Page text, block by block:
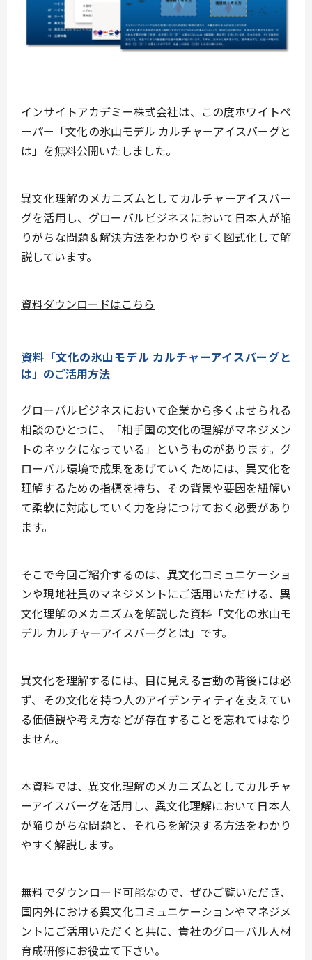
インサイトアカデミー株式会社は、この度ホワイトペ
ーパー「文化の氷山モデル カルチャーアイスバーグと
は」を無料公開いたしました。
異文化理解のメカニズムとしてカルチャーアイスバー
グを活用し、グローバルビジネスにおいて日本人が陥
りがちな問題＆解決方法をわかりやすく図式化して解
説しています。
資料ダウンロードはこちら
資料「文化の氷山モデル カルチャーアイスバーグと
は」のご活用方法
グローバルビジネスにおいて企業から多くよせられる
相談のひとつに、
「相手国の文化の理解がマネジメン
トのネックになっている」 というものがあります。グ
ローバル環境で成果をあげていくためには、異文化を
理解するための指標を持ち、その背景や要因を紐解い
て柔軟に対応していく力を身につけておく必要があり
ます。
そこで今回ご紹介するのは、異文化コミュニケーショ
ンや現地社員のマネジメントにご活用いただける、異
文化理解のメカニズムを解説した資料「文化の氷山モ
デル カルチャーアイスバーグとは」 です。
異文化を理解するには、 目に見える言動の背後には必
ず、その文化を持つ人のアイデンティティを支えてい
る価値観や考え方などが存在する ことを忘れてはなり
ません。
本資料では、異文化理解のメカニズムとしてカルチャ
ーアイスバーグを活用し、異文化理解において日本人
が陥りがちな問題と、それらを解決する方法をわかり
やすく解説します。
無料でダウンロード可能なので、ぜひご覧いただき、
国内外における異文化コミュニケーションやマネジメ
ントにご活用いただくと共に、貴社のグローバル人材
育成研修にお役立て下さい。